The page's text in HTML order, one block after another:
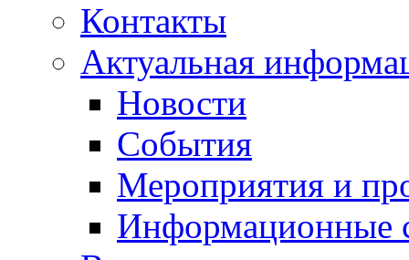
Контакты
Актуальная
Новости
События
Мероприятия и
Информационные